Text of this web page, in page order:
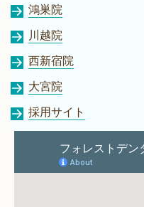
鴻巣院
川越院
西新宿院
大宮院
採用サイト